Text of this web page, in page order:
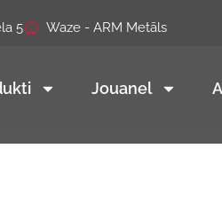
5 Waze - ARM Metāls
Jouanel